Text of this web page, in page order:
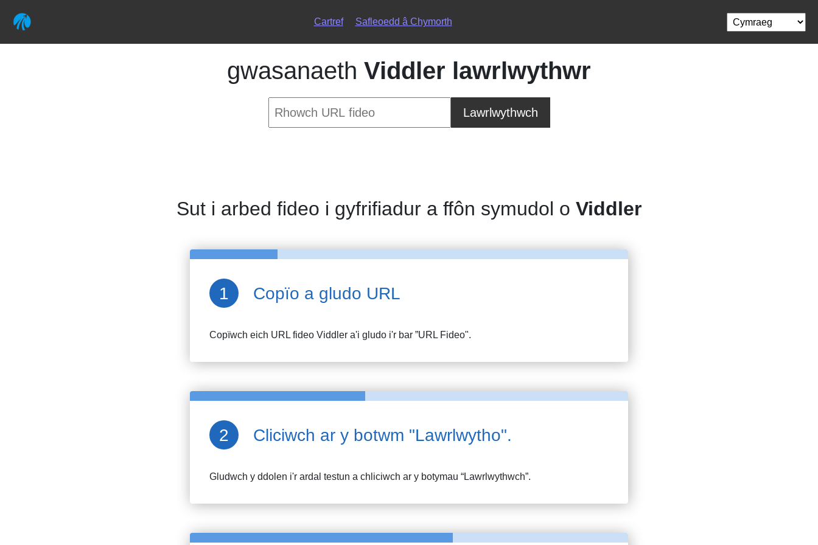
Cartref Safleoedd â Chymorth
gwasanaeth Viddler lawrlwythwr
Lawrlwythwch
Sut i arbed fideo i gyfrifiadur a ffôn symudol o Viddler
Copïo a gludo URL
Copïwch eich URL fideo Viddler a'i gludo i'r bar ”URL Fideo".
Cliciwch ar y botwm "Lawrlwytho".
Gludwch y ddolen i'r ardal testun a chliciwch ar y botymau “Lawrlwythwch”.